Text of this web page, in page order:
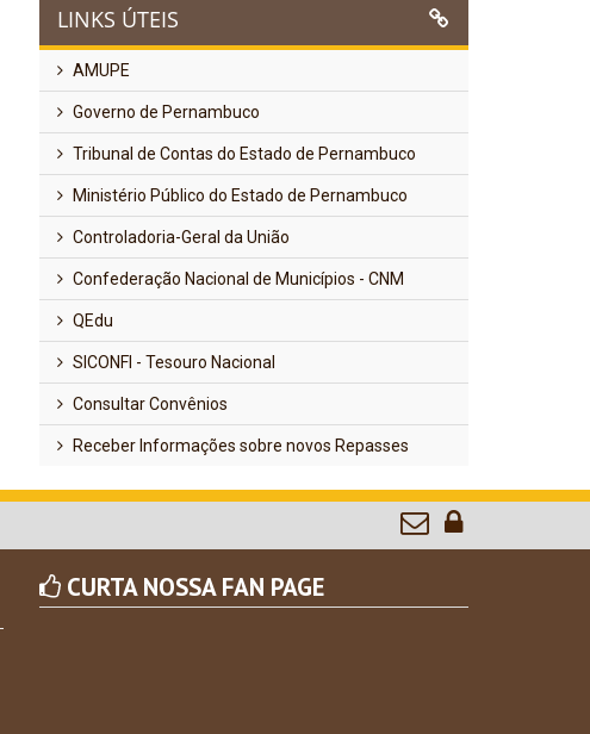
LINKS ÚTEIS
AMUPE
Governo de Pernambuco
Tribunal de Contas do Estado de Pernambuco
Ministério Público do Estado de Pernambuco
Controladoria-Geral da União
Confederação Nacional de Municípios - CNM
QEdu
SICONFI - Tesouro Nacional
Consultar Convênios
Receber Informações sobre novos Repasses
CURTA NOSSA FAN PAGE